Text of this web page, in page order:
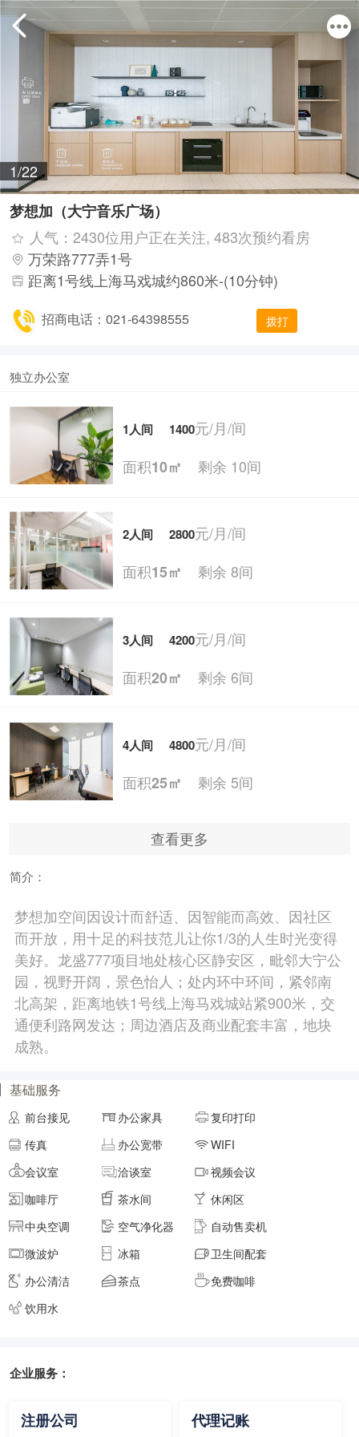
1/22
梦想加（大宁音乐广场）
人气：2430位用户正在关注, 483次预约看房
万荣路777弄1号
距离1号线上海马戏城约860米-(10分钟)
招商电话：021-64398555 拨打
独立办公室
1人间 1400元/月/间
面积10㎡ 剩余 10间
2人间 2800元/月/间
面积15㎡ 剩余 8间
3人间 4200元/月/间
面积20㎡ 剩余 6间
4人间 4800元/月/间
面积25㎡ 剩余 5间
5人间 6000元/月/间
6人间 7200元/月/间
面积35㎡剩余 7间
8人间
元/月/间
面积
剩余 5间
9人间 10800元/月/间
剩余 4间
查看更多
简介：
梦想加空间因设计而舒适、因智能而高效、因社区
而开放，用十足的科技范儿让你1/3的人生时光变得
美好。龙盛777项目地处核心区静安区，毗邻大宁公
园，视野开阔，景色怡人；处内环中环间，紧邻南
北高架，距离地铁1号线上海马戏城站紧900米，交
通便利路网发达；周边酒店及商业配套丰富，地块
成熟。
基础服务
前台接见 办公家具
复印打印
传真
办公宽带
WIFI
会议室
洽谈室
视频会议
咖啡厅
茶水间
休闲区
中央空调
空气净化器
自动售卖机
微波炉
冰箱
卫生间配套
办公清洁
茶点
免费咖啡
饮用水
企业服务：
注册公司 代理记账